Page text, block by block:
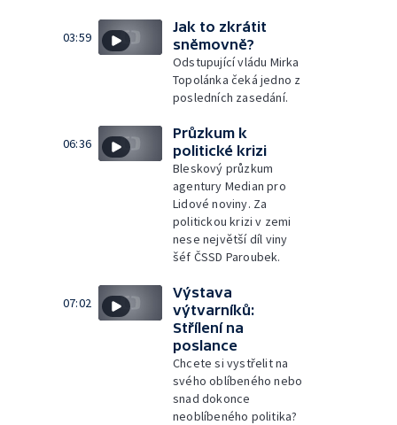
03:59
Jak to zkrátit
sněmovně?
Odstupující vládu Mirka
Topolánka čeká jedno z
posledních zasedání.
06:36
Průzkum k
politické krizi
Bleskový průzkum
agentury Median pro
Lidové noviny. Za
politickou krizi v zemi
nese největší díl viny
šéf ČSSD Paroubek.
07:02
Výstava
výtvarníků:
Střílení na
poslance
Chcete si vystřelit na
svého oblíbeného nebo
snad dokonce
neoblíbeného politika?